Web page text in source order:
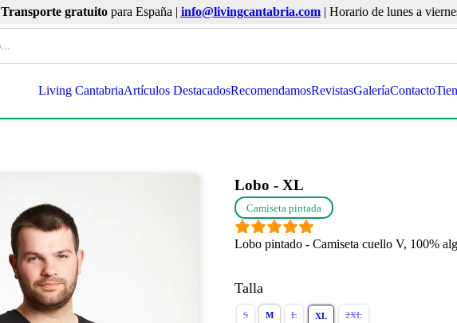
Transporte gratuitopara España | info@livingcantabria.com| Horario de lunes a
Living CantabriaArtículos DestacadosRecomendamosRevistasGaleríaContacto
Lobo - XL
Camiseta pintada
Lobo pintado - Camiseta cuello V, 100%
Talla
S M L XL 2XL